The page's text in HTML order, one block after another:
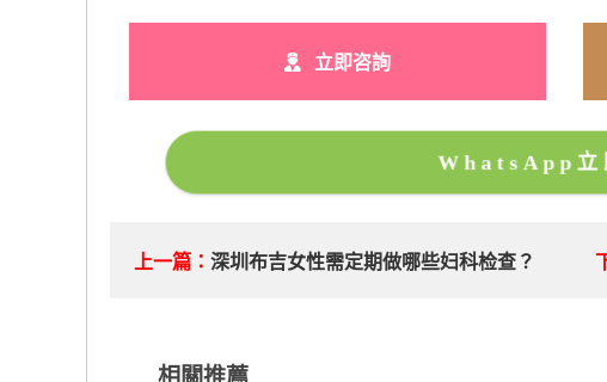
立即咨詢
WhatsApp立
上一篇：深圳布吉女性需定期做哪些妇科检查？
相關推薦